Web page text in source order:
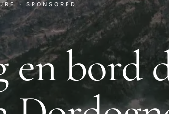
· SPONSORED
en bord